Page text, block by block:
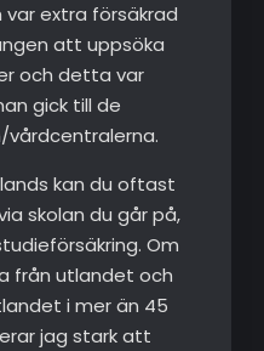
extra försäkrad
att uppsöka
och detta var
gick till de
vårdcentralerna.
kan du oftast
skolan du går på,
Om
från utlandet och
i mer än 45
jag stark att